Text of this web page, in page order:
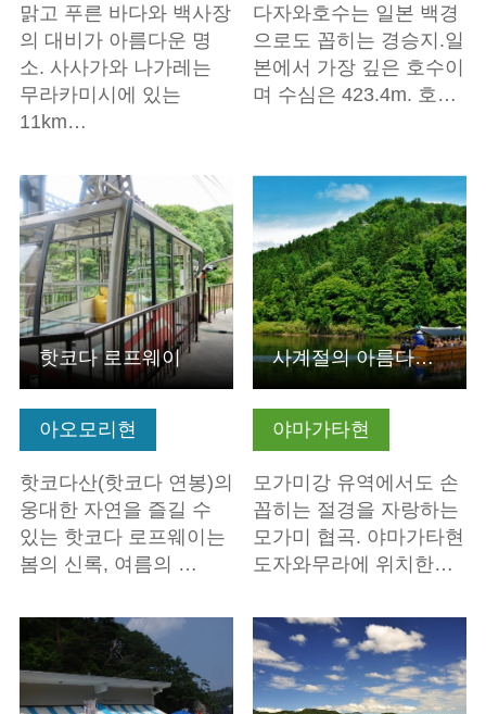
맑고 푸른 바다와 백사장
의 대비가 아름다운 명
소. 사사가와 나가레는
무라카미시에 있는
11km…
다자와호수는 일본 백경
으로도 꼽히는 경승지.일
본에서 가장 깊은 호수이
며 수심은 423.4m. 호…
아오모리현
핫코다산(핫코다 연봉)의
웅대한 자연을 즐길 수
있는 핫코다 로프웨이는
봄의 신록, 여름의 …
기본정보 보기
핫코다 로프웨이
야마가타현
모가미강 유역에서도 손
꼽히는 절경을 자랑하는
모가미 협곡. 야마가타현
도자와무라에 위치한…
기본정보 보기
사계절의 아름다움을 가까이에서 만끽하는 모가미강 뱃놀이
기본정보 보기 기본정보 보기